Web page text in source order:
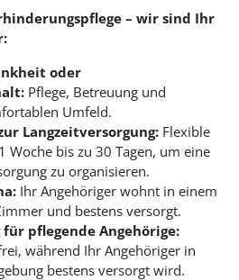
– wir sind Ihr
oder
Pflege, Betreuung und
Umfeld.
Langzeitversorgung: Flexible
Woche bis zu 30 Tagen, um eine
zu organisieren.
Ihr Angehöriger wohnt in einem
und bestens versorgt.
pflegende Angehörige:
während Ihr Angehöriger in
bestens versorgt wird.